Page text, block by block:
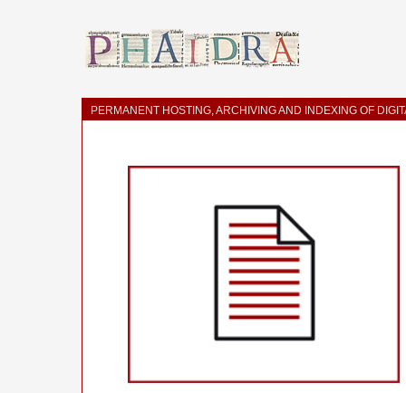
PERMANENT HOSTING, ARCHIVING AND INDEXING OF